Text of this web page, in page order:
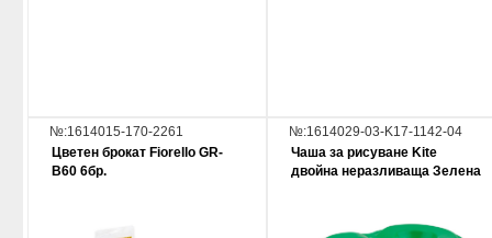
№:1614015-170-2261
Цветен брокат Fiorello GR-
B60 6бр.
№:1614029-03-K17-1142-04
Чаша за рисуване Kite
двойна неразливаща Зелена